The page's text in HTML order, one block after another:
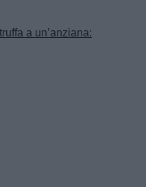
a un’anziana: